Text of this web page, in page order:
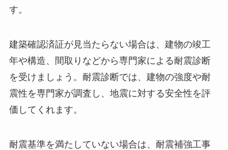
す。
建築確認済証が見当たらない場合は、建物の竣工
年や構造、間取りなどから専門家による耐震診断
を受けましょう。耐震診断では、建物の強度や耐
震性を専門家が調査し、地震に対する安全性を評
価してくれます。
耐震基準を満たしていない場合は、耐震補強工事